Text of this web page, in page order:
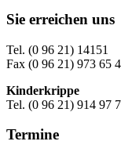
Sie erreichen uns
Tel. (0 96 21) 14151
Fax (0 96 21) 973 65
Kinderkrippe
Tel. (0 96 21) 914 97
Termine